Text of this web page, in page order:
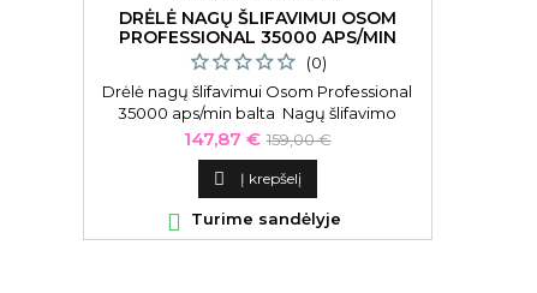
DRĖLĖ NAGŲ ŠLIFAVIMUI OSOM
PROFESSIONAL 35000 APS/MIN
BALTA
(0)
Drėlė nagų šlifavimui Osom Professional
35000 aps/min balta Nagų šlifavimo
aparatas-drėlė Osom Professional Nail
Drill Machine OSOMSN353, 35000
aps./min., balta
Kaina
147,87 € Bazinė
kaina
159,00 €
 Į krepšelį
 Turime sandėlyje